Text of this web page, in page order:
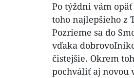
Po týždni vám
toho najlepšieho z
Pozrieme sa do
vďaka
čistejšie. Okrem
pochváliť aj novou